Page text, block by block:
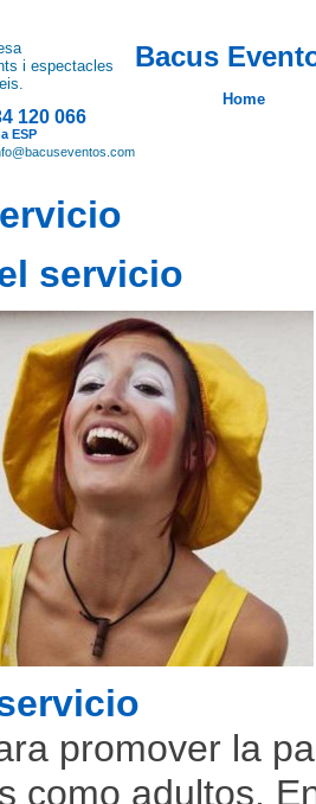
Bacus
Home
120 066
ESP
servicio
promover la
como adultos.